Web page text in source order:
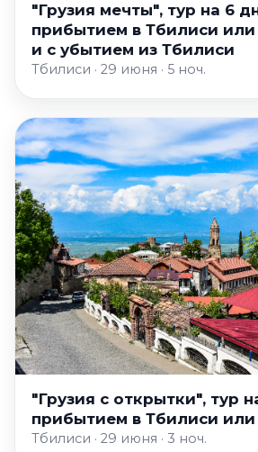
"Грузия мечты", тур на 6
прибытием в Тбилиси или
и с убытием из Тбилиси
Тбилиси · 29 июня · 5 ноч.
"Грузия с открытки", тур
прибытием в Тбилиси или
Тбилиси · 29 июня · 3 ноч.